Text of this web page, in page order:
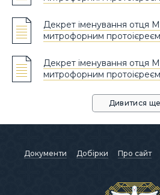
Декрет іменування отця
митрофорним протоієреєм
Декрет іменування отця
митрофорним протоієреєм
Дивитися ще
Документи Добірки Про сайт